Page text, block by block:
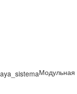
Модульная